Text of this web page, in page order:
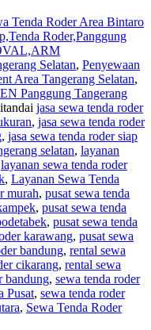
Tenda Roder Area Bintaro
Roder,Panggung
Selatan, Penyewaan
Area Tangerang Selatan,
Panggung Tangerang
jasa sewa tenda roder
, jasa sewa tenda roder
, jasa sewa tenda roder siap
selatan, layanan
layanan sewa tenda roder
, Layanan Sewa Tenda
murah, pusat sewa tenda
, pusat sewa tenda
, pusat sewa tenda
karawang, pusat sewa
bandung, rental sewa
cikarang, rental sewa
bandung, sewa tenda roder
Pusat, sewa tenda roder
, Sewa Tenda Roder